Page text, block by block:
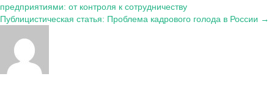
по
записям
предприятиями: от контроля к сотрудничеству
Публицистическая статья: Проблема кадрового голода в России →